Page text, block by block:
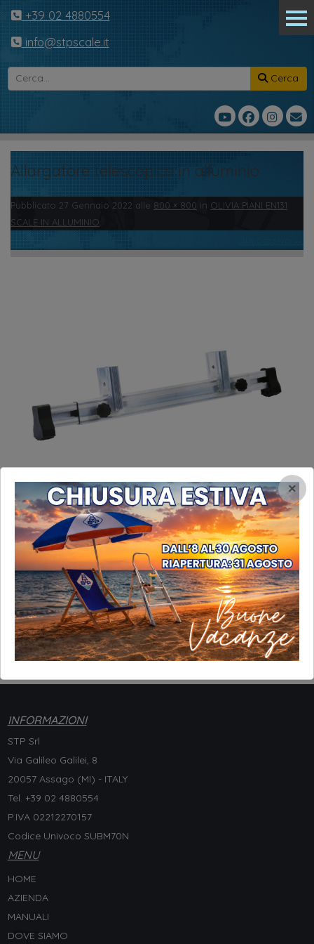
+39 02 4880554
info@stpscale.it
Cerca
Allargatore telescopico in alluminio
Pubblicato 27 Gennaio 2022 alle 800 × 800 in OLIVIA PIANI EN131
SCALE IN ALLUMINIO
Allargatore telescopico
in alluminio
Allargatore telescopico
in alluminio
INFORMAZIONI
STP Srl
Via Galileo Galilei, 8
20057 Assago (MI) - ITALY
Tel. +39 02 4880554
P.IVA 02212270157
Codice Univoco SUBM70N
MENU
HOME
AZIENDA
MANUALI
DOVE SIAMO
×